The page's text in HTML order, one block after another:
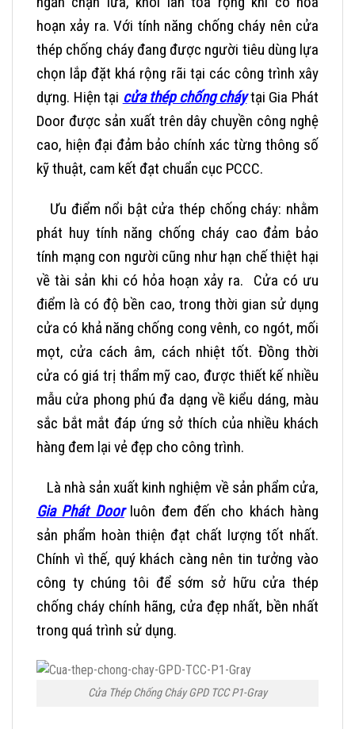
hoạn xảy ra. Với tính năng chống cháy nên cửa
thép chống cháy đang được người tiêu dùng lựa
chọn lắp đặt khá rộng rãi tại các công trình xây
dựng. Hiện tại cửa thép chống cháytại Gia Phát
Door được sản xuất trên dây chuyền công nghệ
cao, hiện đại đảm bảo chính xác từng thông số
kỹ thuật, cam kết đạt chuẩn cục PCCC.
Ưu điểm nổi bật cửa thép chống cháy: nhằm
phát huy tính năng chống cháy cao đảm bảo
tính mạng con người cũng như hạn chế thiệt hại
về tài sản khi có hỏa hoạn xảy ra. Cửa có ưu
điểm là có độ bền cao, trong thời gian sử dụng
cửa có khả năng chống cong vênh, co ngót, mối
mọt, cửa cách âm, cách nhiệt tốt. Đồng thời
cửa có giá trị thẩm mỹ cao, được thiết kế nhiều
mẫu cửa phong phú đa dạng về kiểu dáng, màu
sắc bắt mắt đáp ứng sở thích của nhiều khách
hàng đem lại vẻ đẹp cho công trình.
Là nhà sản xuất kinh nghiệm về sản phẩm cửa,
Gia Phát Doorluôn đem đến cho khách hàng
sản phẩm hoàn thiện đạt chất lượng tốt nhất.
Chính vì thế, quý khách càng nên tin tưởng vào
công ty chúng tôi để sớm sở hữu cửa thép
chống cháy chính hãng, cửa đẹp nhất, bền nhất
trong quá trình sử dụng.
Cửa Thép Chống Cháy GPD TCC P1-Gray